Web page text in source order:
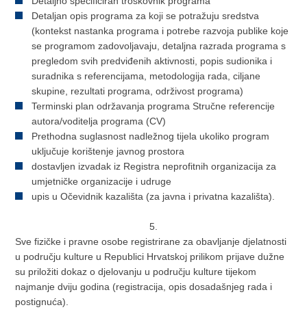
Detaljan opis programa za koji se potražuju sredstva
(kontekst nastanka programa i potrebe razvoja publike koje
se programom zadovoljavaju, detaljna razrada programa s
pregledom svih predviđenih aktivnosti, popis sudionika i
suradnika s referencijama, metodologija rada, ciljane
skupine, rezultati programa, održivost programa)
Terminski plan održavanja programa Stručne referencije
autora/voditelja programa (CV)
Prethodna suglasnost nadležnog tijela ukoliko program
uključuje korištenje javnog prostora
dostavljen izvadak iz Registra neprofitnih organizacija za
umjetničke organizacije i udruge
upis u Očevidnik kazališta (za javna i privatna kazališta).
5.
Sve fizičke i pravne osobe registrirane za obavljanje djelatnosti
u području kulture u Republici Hrvatskoj prilikom prijave dužne
su priložiti dokaz o djelovanju u području kulture tijekom
najmanje dviju godina (registracija, opis dosadašnjeg rada i
postignuća).